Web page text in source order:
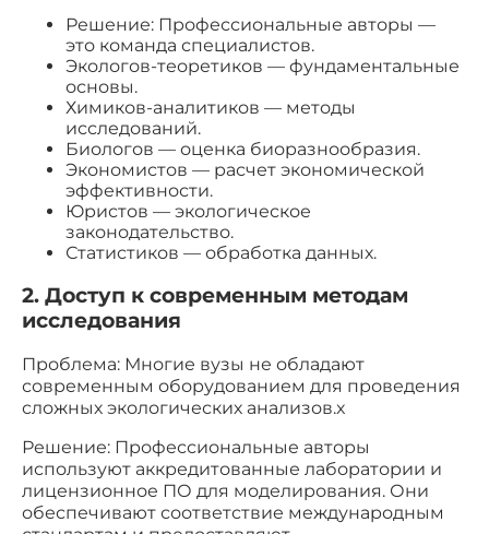
Решение: Профессиональные авторы —
это команда специалистов.
Экологов-теоретиков — фундаментальные
основы.
Химиков-аналитиков — методы
исследований.
Биологов — оценка биоразнообразия.
Экономистов — расчет экономической
эффективности.
Юристов — экологическое
законодательство.
Статистиков — обработка данных.
2. Доступ к современным методам
исследования
Проблема: Многие вузы не обладают
современным оборудованием для проведения
сложных экологических анализов.x
Решение: Профессиональные авторы
используют аккредитованные лаборатории и
лицензионное ПО для моделирования. Они
обеспечивают соответствие международным